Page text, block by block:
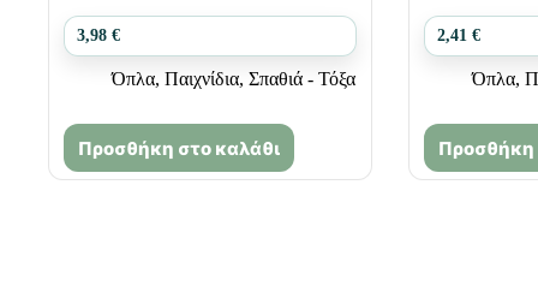
3,98 €
Όπλα, Παιχνίδια, Σπαθιά - Τόξα
Προσθήκη στο καλάθι
2,41 €
Όπλα,
Προσθήκη